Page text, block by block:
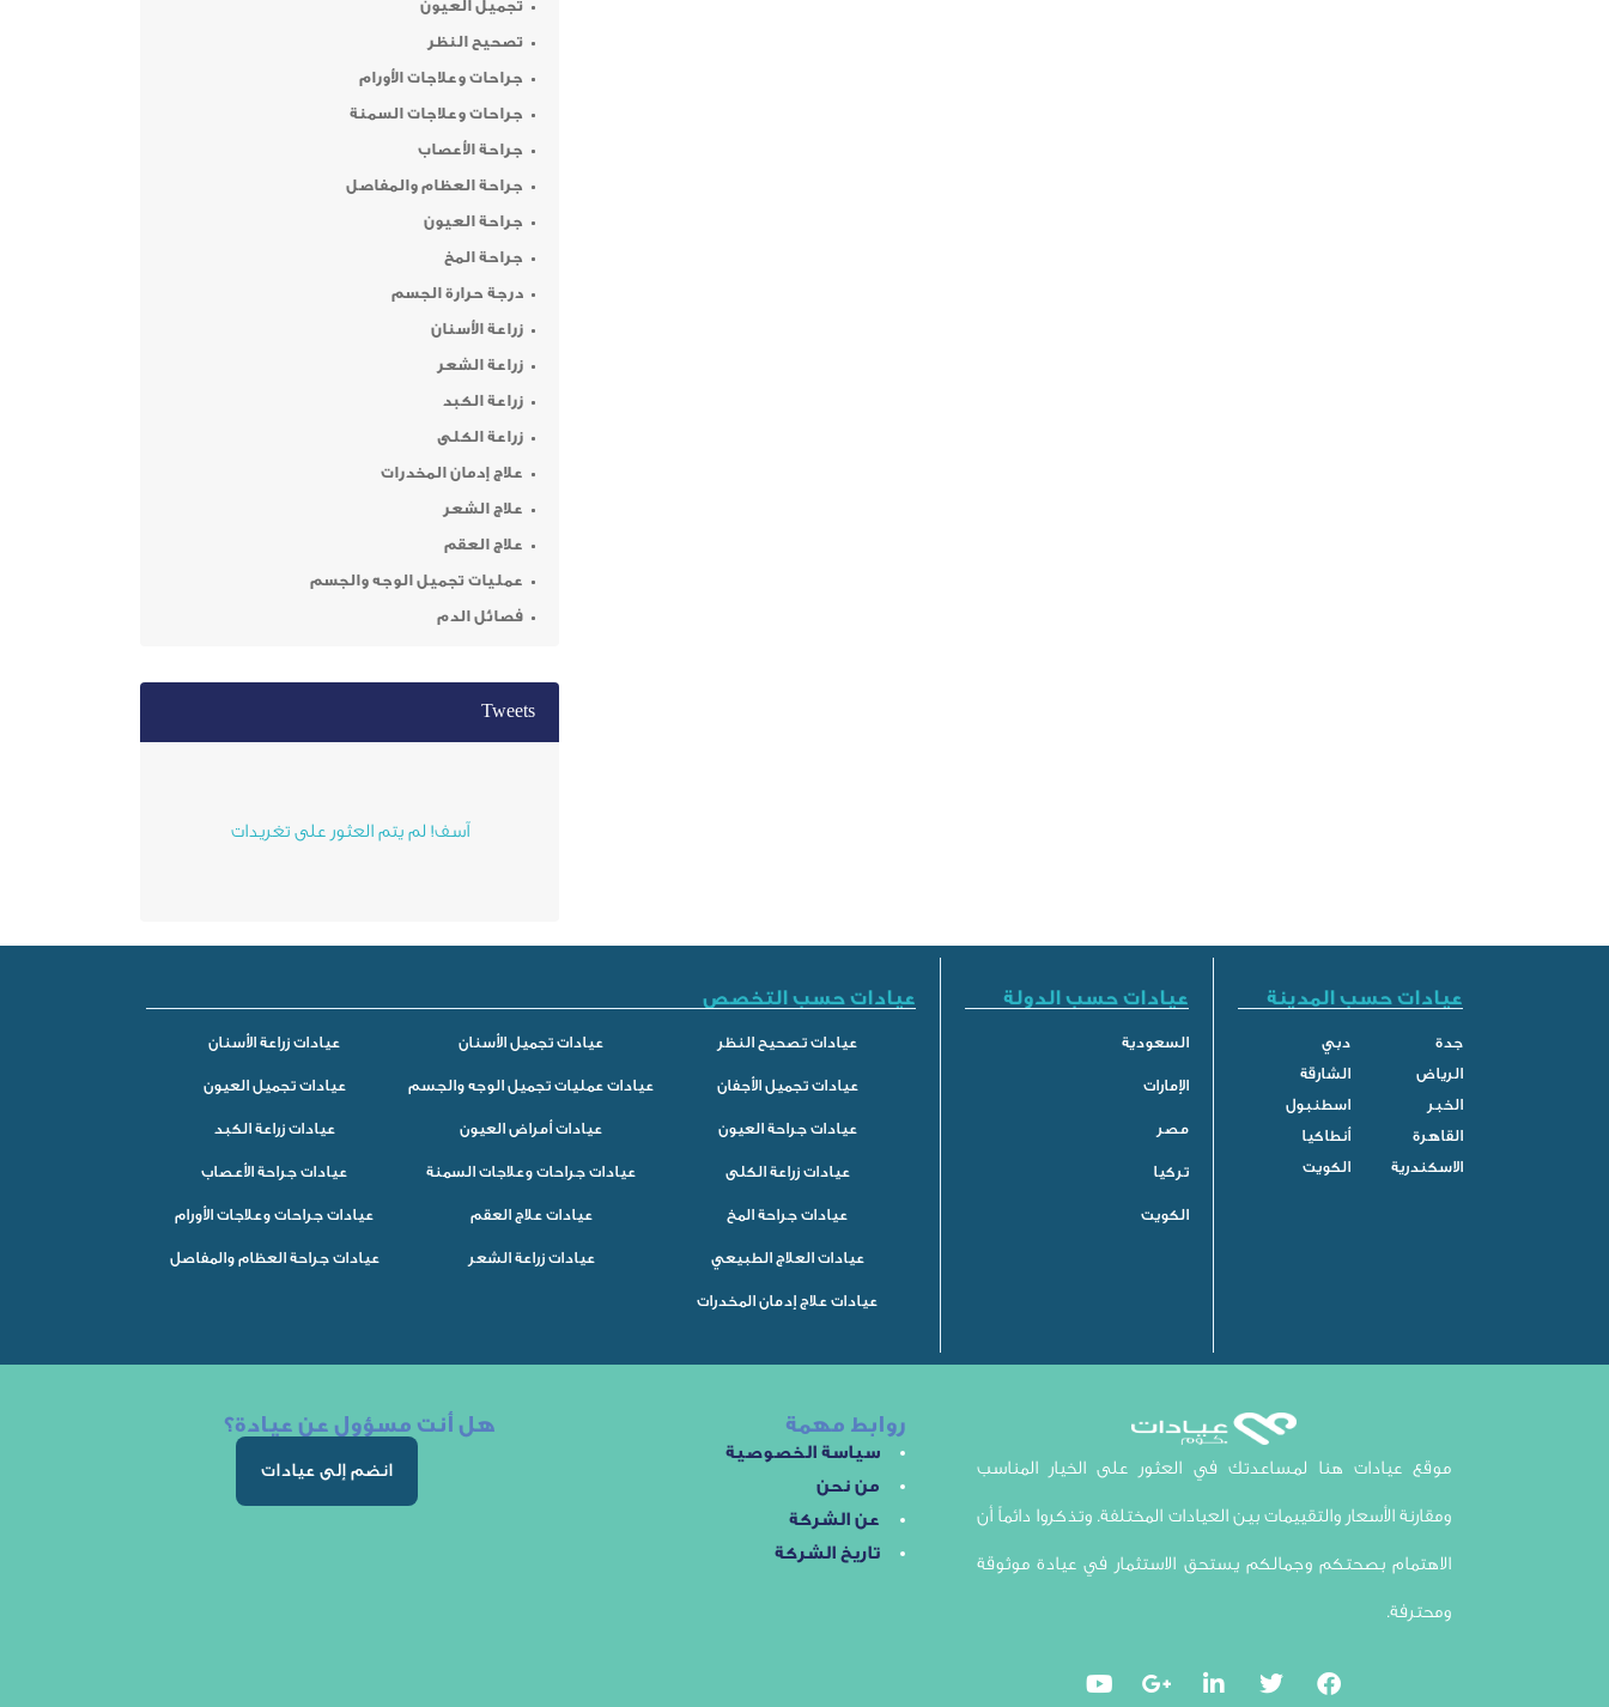
تجميل العيون
تصحيح النظر
جراحات وعلاجات الأورام
جراحات وعلاجات السمنة
جراحة الأعصاب
جراحة العظام والمفاصل
جراحة العيون
جراحة المخ
درجة حرارة الجسم
زراعة الأسنان
زراعة الشعر
زراعة الكبد
زراعة الكلى
علاج إدمان المخدرات
علاج الشعر
علاج العقم
عمليات تجميل الوجه والجسم
فصائل الدم
Tweets
آسف! لم يتم العثور على تغريدات
عيادات حسب المدينة
جدة
دبي
الرياض
الشارقة
الخبر
اسطنبول
القاهرة
أنطاكيا
الاسكندرية
الكويت
عيادات حسب الدولة
السعودية
الإمارات
مصر
تركيا
الكويت
عيادات حسب التخصص
عيادات تصحيح النظر عيادات تجميل الأسنان عيادات زراعة الأسنان
عيادات تجميل الأجفان عيادات عمليات تجميل الوجه والجسم عيادات تجميل العيون
عيادات جراحة العيون عيادات أمراض العيون عيادات زراعة الكبد
عيادات زراعة الكلى عيادات جراحات وعلاجات السمنة عيادات جراحة الأعصاب
عيادات جراحة المخ عيادات علاج العقم عيادات جراحات وعلاجات الأورام
عيادات العلاج الطبيعي عيادات زراعة الشعر عيادات جراحة العظام والمفاصل
عيادات علاج إدمان المخدرات
موقع عيادات هنا لمساعدتك في العثور على الخيار المناسب
ومقارنة الأسعار والتقييمات بين العيادات المختلفة. وتذكروا دائماً أن
الاهتمام بصحتكم وجمالكم يستحق الاستثمار في عيادة موثوقة
ومحترفة.
روابط مهمة
سياسة الخصوصية
من نحن
عن الشركة
تاريخ الشركة
هل أنت مسؤول عن عيادة؟
انضم إلى عيادات